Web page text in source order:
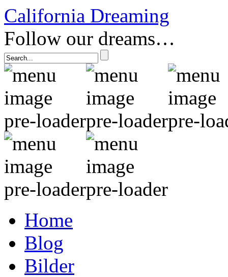
California Dreaming
Follow our dreams…
Home
Blog
Bilder